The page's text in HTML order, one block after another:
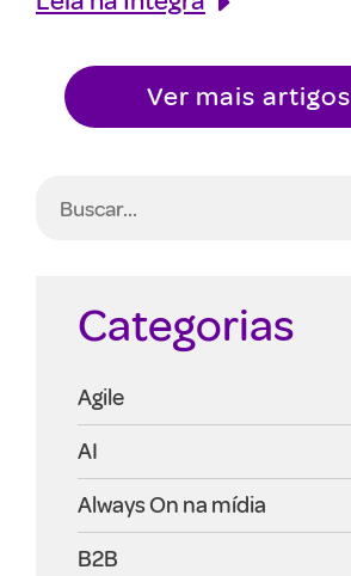
Ver mais artigos
Categorias
Agile
AI
Always On na mídia
B2B